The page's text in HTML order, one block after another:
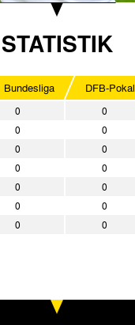
STATISTIK
Bundesliga DFB-Pokal
0 0
0 0
0 0
0 0
0 0
0 0
0 0